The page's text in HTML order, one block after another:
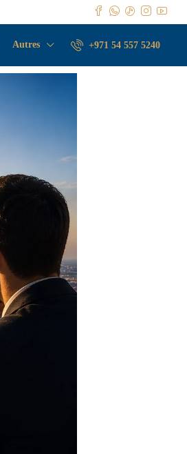
Autres +971 54 557 5240